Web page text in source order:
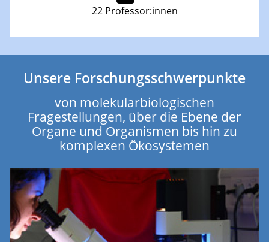
22 Professor:innen
Unsere Forschungsschwerpunkte
von molekularbiologischen
Fragestellungen, über die Ebene der
Organe und Organismen bis hin zu
komplexen Ökosystemen